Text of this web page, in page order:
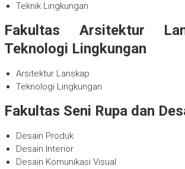
Teknik Lingkungan
Fakultas Arsitektur
Teknologi Lingkungan
Arsitektur Lanskap
Teknologi Lingkungan
Fakultas Seni Rupa dan
Desain Produk
Desain Interior
Desain Komunikasi Visual